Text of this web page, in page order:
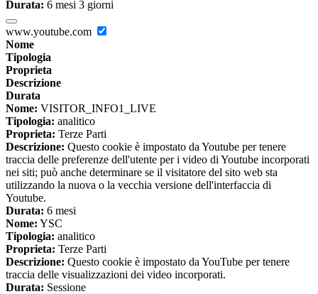
Durata: 6 mesi 3 giorni
www.youtube.com
Nome
Tipologia
Proprieta
Descrizione
Durata
Nome: VISITOR_INFO1_LIVE
Tipologia: analitico
Proprieta: Terze Parti
Descrizione: Questo cookie è impostato da Youtube per tenere
traccia delle preferenze dell'utente per i video di Youtube incorporati
nei siti; può anche determinare se il visitatore del sito web sta
utilizzando la nuova o la vecchia versione dell'interfaccia di
Youtube.
Durata: 6 mesi
Nome: YSC
Tipologia: analitico
Proprieta: Terze Parti
Descrizione: Questo cookie è impostato da YouTube per tenere
traccia delle visualizzazioni dei video incorporati.
Durata: Sessione